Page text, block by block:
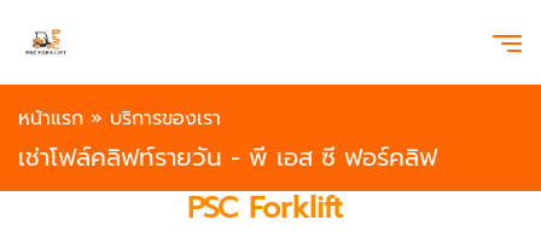
หน้าแรก » บริการของเรา
เช่าโฟล์คลิฟท์รายวัน - พี เอส ซี ฟอร์คลิฟ
PSC Forklift